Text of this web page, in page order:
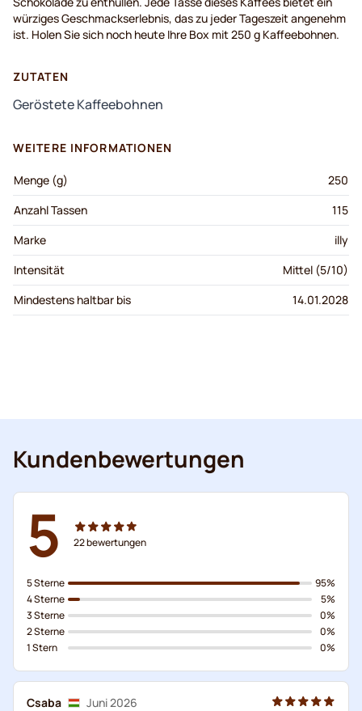
würzigesGeschmackserlebnis, daszu jederTageszeitangenehm
ist. Holen Siesich noch heute Ihre Box mit250 g Kaffeebohnen.
ZUTATEN
Geröstete Kaffeebohnen
WEITERE INFORMATIONEN
Menge (g)
250
Anzahl Tassen
115
Marke
illy
Intensität
Mittel (5/10)
Mindestens haltbar bis
14.01.2028
Kundenbewertungen
5 22bewertungen
5 Sterne
4 Sterne
3 Sterne
2 Sterne
1 Stern
95%
5%
0%
0%
0%
Csaba
Juni 2026